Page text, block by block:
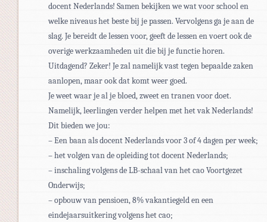
docent Nederlands! Samen bekijken we wat voor school en
welke niveaus het beste bij je passen. Vervolgens ga je aan de
slag. Je bereidt de lessen voor, geeft de lessen en voert ook de
overige werkzaamheden uit die bij je functie horen.
Uitdagend? Zeker! Je zal namelijk vast tegen bepaalde zaken
aanlopen, maar ook dat komt weer goed.
Je weet waar je al je bloed, zweet en tranen voor doet.
Namelijk, leerlingen verder helpen met het vak Nederlands!
Dit bieden we jou:
– Een baan als docent Nederlands voor 3 of 4 dagen per week;
– het volgen van de opleiding tot docent Nederlands;
– inschaling volgens de LB-schaal van het cao Voortgezet
Onderwijs;
– opbouw van pensioen, 8% vakantiegeld en een
eindejaarsuitkering volgens het cao;